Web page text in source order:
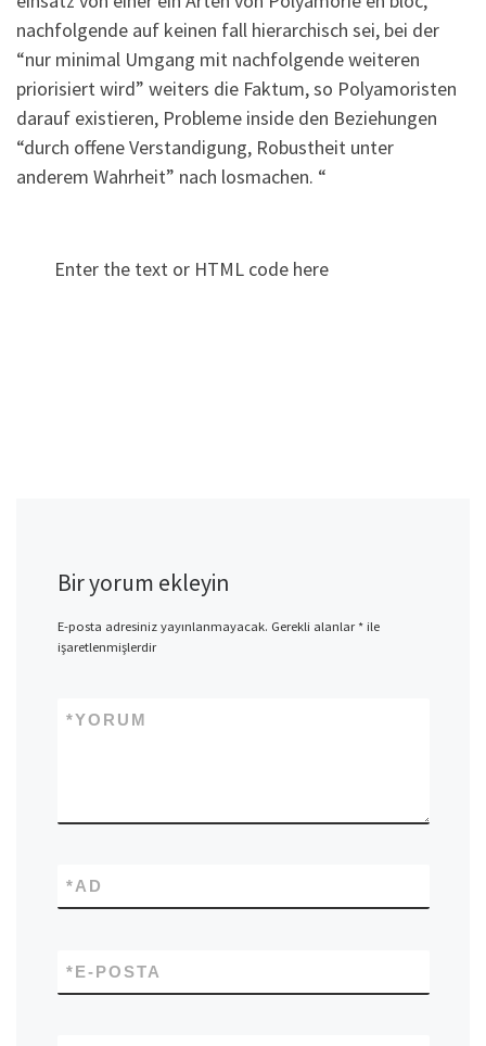
nachfolgende auf keinen fall hierarchisch sei, bei der
“nur minimal Umgang mit nachfolgende weiteren
priorisiert wird” weiters die Faktum, so Polyamoristen
darauf existieren, Probleme inside den Beziehungen
“durch offene Verstandigung, Robustheit unter
anderem Wahrheit” nach losmachen. “
Enter the text or HTML code here
Bir yorum ekleyin
E-posta adresiniz yayınlanmayacak. Gerekli alanlar*ile
işaretlenmişlerdir
YORUM
*
AD
*
E-POSTA
*